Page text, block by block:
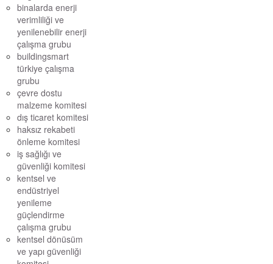
binalarda enerji
verimliliği ve
yenilenebilir enerji
çalışma grubu
buildingsmart
türkiye çalışma
grubu
çevre dostu
malzeme komitesi
dış ticaret komitesi
haksız rekabeti
önleme komitesi
iş sağlığı ve
güvenliği komitesi
kentsel ve
endüstriyel
yenileme
güçlendirme
çalışma grubu
kentsel dönüsüm
ve yapı güvenliği